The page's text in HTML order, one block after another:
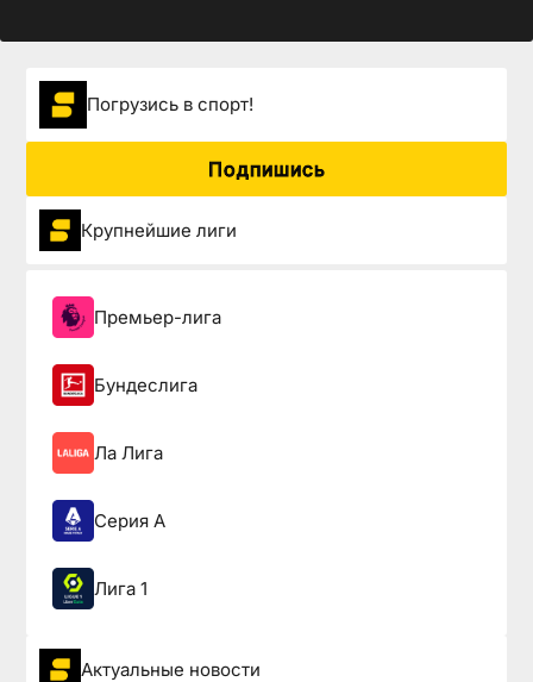
Погрузиcь в спорт!
Подпишись
Крупнейшие лиги
Премьер-лига
Бундеслига
Ла Лига
Серия А
Лига 1
Актуальные новости